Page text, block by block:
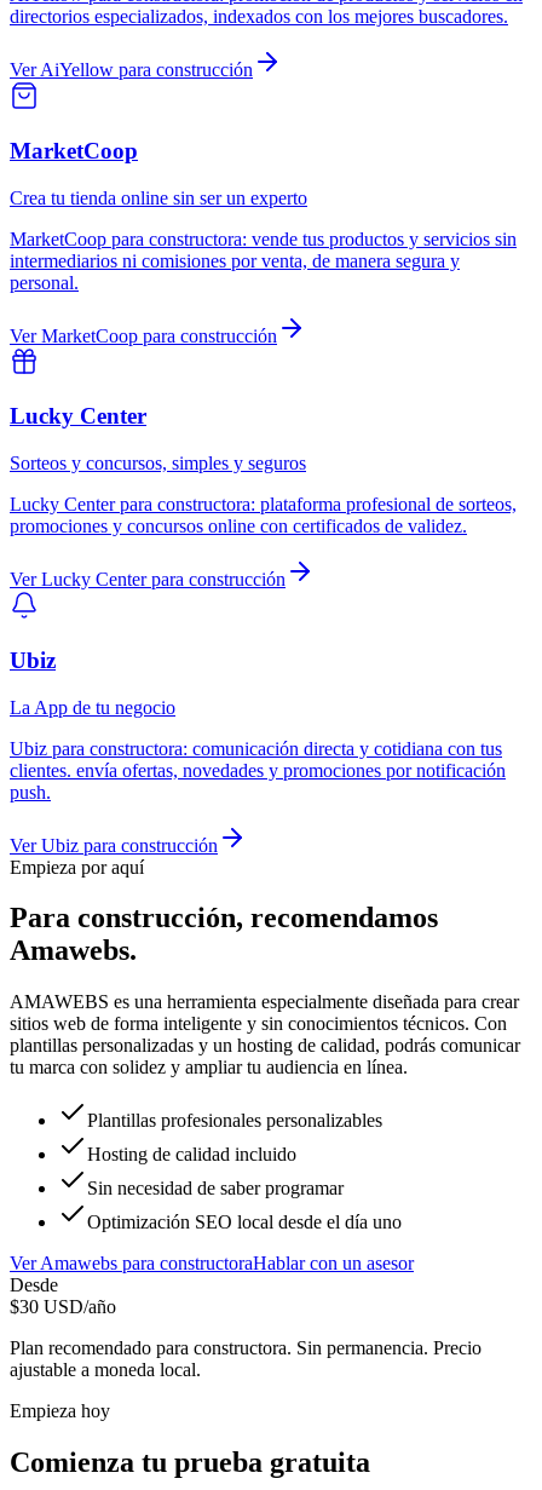
directorios especializados, indexados con los mejores buscadores.
VerAiYellow para construcción
MarketCoop
Crea tu tienda online sin ser un experto
MarketCoop para constructora: vende tus productos y servicios sin
intermediarios ni comisiones por venta, de manera segura y
personal.
VerMarketCoop para construcción
Lucky Center
Sorteos y concursos, simples y seguros
Lucky Centerpara constructora: plataforma profesional de sorteos,
promociones y concursos online con certificados de validez.
VerLucky Centerpara construcción
Ubiz
La App de tu negocio
Ubiz para constructora: comunicación directa y cotidiana con tus
clientes. envía ofertas, novedades y promociones por notificación
push.
VerUbiz para construcción
Empieza por aquí
Para construcción, recomendamos
Amawebs.
AMAWEBS es una herramienta especialmente diseñada para crear
sitios web de forma inteligente y sin conocimientos técnicos. Con
plantillas personalizadas y un hosting de calidad, podrás comunicar
tu marca con solidez y ampliar tu audiencia en línea.
Plantillas profesionales personalizables
Hosting de calidad incluido
Sin necesidad de saber programar
Optimización SEO local desde el día uno
VerAmawebs para constructoraHablar con un asesor
Desde
$30 USD/año
Plan recomendado para constructora. Sin permanencia. Precio
ajustable a moneda local.
Empieza hoy
Comienza tu prueba gratuita